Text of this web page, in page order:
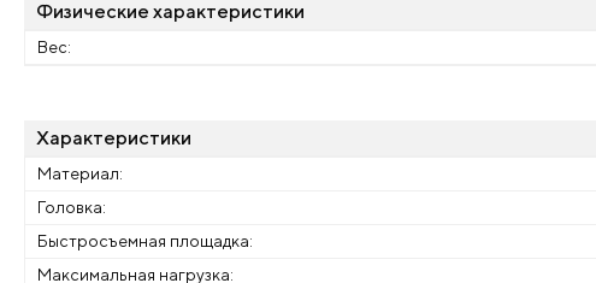
Физические характеристики
Вес:
Характеристики
Материал:
Головка:
Быстросъемная площадка:
Максимальная нагрузка: